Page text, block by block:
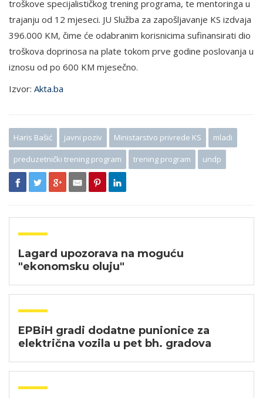
troškove specijalističkog trening programa, te mentoringa u
trajanju od 12 mjeseci. JU Služba za zapošljavanje KS izdvaja
396.000 KM, čime će odabranim korisnicima sufinansirati dio
troškova doprinosa na plate tokom prve godine poslovanja u
iznosu od po 600 KM mjesečno.
Izvor: Akta.ba
Haris Bašić javni poziv Ministarstvo privrede KS mladi
preduzetnički trening program trening program undp
Lagard upozorava na moguću
"ekonomsku oluju"
EPBiH gradi dodatne punionice za
električna vozila u pet bh. gradova